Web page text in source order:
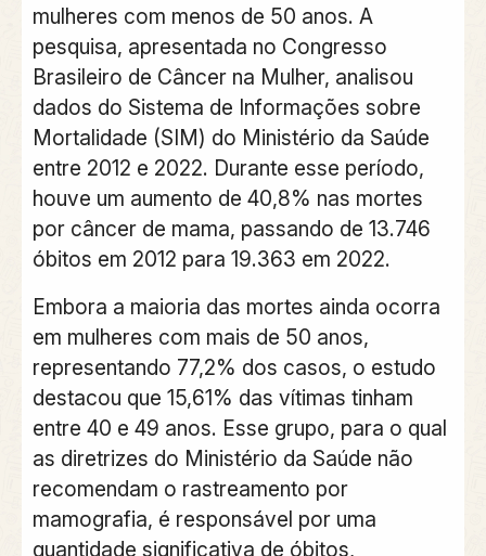
mulheres com menos de 50 anos. A
pesquisa, apresentada no Congresso
Brasileiro de Câncer na Mulher, analisou
dados do Sistema de Informações sobre
Mortalidade (SIM) do Ministério da Saúde
entre 2012 e 2022. Durante esse período,
houve um aumento de 40,8% nas mortes
por câncer de mama, passando de 13.746
óbitos em 2012 para 19.363 em 2022.
Embora a maioria das mortes ainda ocorra
em mulheres com mais de 50 anos,
representando 77,2% dos casos, o estudo
destacou que 15,61% das vítimas tinham
entre 40 e 49 anos. Esse grupo, para o qual
as diretrizes do Ministério da Saúde não
recomendam o rastreamento por
mamografia, é responsável por uma
quantidade significativa de óbitos,